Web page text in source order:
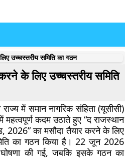
उच्चस्तरीय समिति का गठन
के लिए उच्चस्तरीय समिति
में समान नागरिक संहिता (यूसीसी)
महत्वपूर्ण कदम उठाते हुए “द राजस्थान
2026” का मसौदा तैयार करने के लिए
का गठन किया है। 22 जून 2026
की गई, जबकि इसके गठन का